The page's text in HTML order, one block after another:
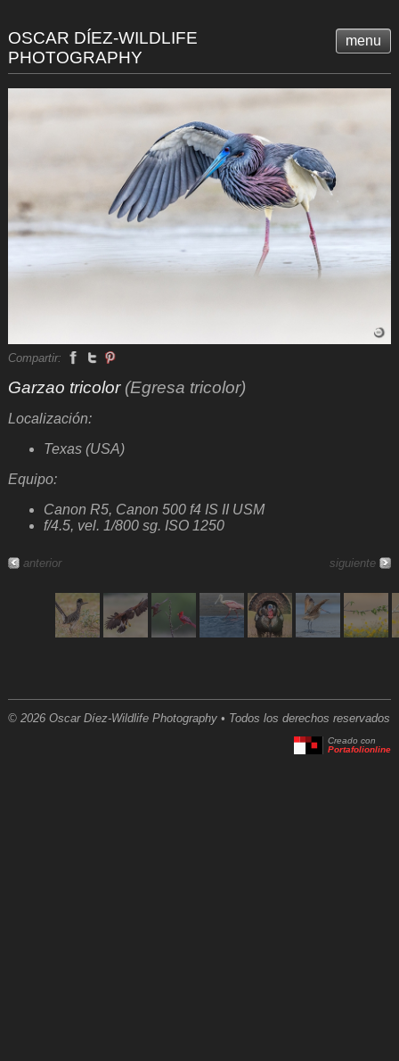
menu
OSCAR DÍEZ-WILDLIFE
PHOTOGRAPHY
Compartir:
Garzao tricolor (Egresa tricolor)
Localización:
Texas (USA)
Equipo:
Canon R5, Canon 500 f4 IS II USM
f/4.5, vel. 1/800 sg. ISO 1250
anterior siguiente
© 2026 Oscar Díez-Wildlife Photography • Todos los derechos reservados
Creado con
Portafolionline